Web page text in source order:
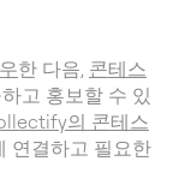
한 다음, 콘테스
고 홍보할 수 있
의 콘테스
연결하고 필요한